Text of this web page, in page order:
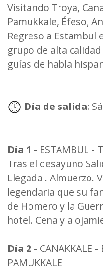
Visitando Troya,
Pamukkale, Éfeso,
Regreso a Estambul
grupo de alta
guías de habla
Día de salida:
Día 1 - ESTAMBUL -
Tras el desayuno
Llegada . Almuerzo.
legendaria que su
de Homero y la
hotel. Cena y
Día 2 - CANAKKALE -
PAMUKKALE